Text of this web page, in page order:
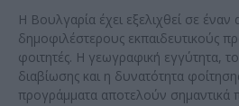
Η Βουλγαρία έχει εξελιχθεί σε έναν
δημοφιλέστερους εκπαιδευτικούς
φοιτητές. Η γεωγραφική εγγύτητα,
διαβίωσης και η δυνατότητα
προγράμματα αποτελούν σημαντικά